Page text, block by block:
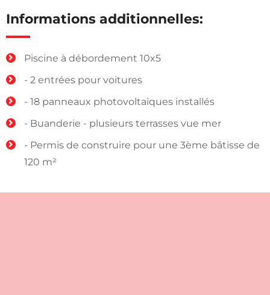
Informations additionnelles:
Piscine à débordement 10x5
- 2 entrées pour voitures
- 18 panneaux photovoltaïques installés
- Buanderie - plusieurs terrasses vue mer
- Permis de construire pour une 3ème bâtisse de
120 m²